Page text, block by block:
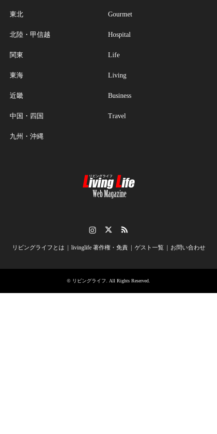
東北
北陸・甲信越
関東
東海
近畿
中国・四国
九州・沖縄
Gourmet
Hospital
Life
Living
Business
Travel
リビングライフとは livinglife 著作権・免責 ゲスト一覧 お問い合わせ
© リビングライフ . All Rights Reserved.